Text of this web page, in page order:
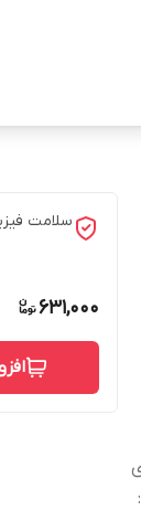
:
سلامت
631,000